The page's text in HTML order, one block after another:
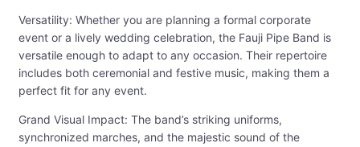
Versatility: Whether you are planning a formal corporate
event or a lively wedding celebration, the Fauji Pipe Band is
versatile enough to adapt to any occasion. Their repertoire
includes both ceremonial and festive music, making them a
perfect fit for any event.
Grand Visual Impact: The band’s striking uniforms,
synchronized marches, and the majestic sound of the